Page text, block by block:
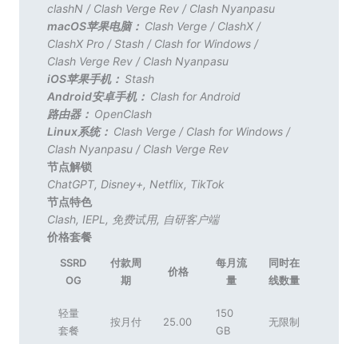
clashN/ Clash Verge Rev/ Clash Nyanpasu
macOS苹果电脑： Clash Verge/ ClashX/
ClashX Pro/Stash/ Clash for Windows/
Clash Verge Rev/ Clash Nyanpasu
iOS苹果手机： Stash
Android安卓手机： Clash for Android
路由器： OpenClash
Linux系统： Clash Verge/ Clash for Windows/
Clash Nyanpasu/ Clash Verge Rev
节点解锁
ChatGPT, Disney+, Netflix, TikTok
节点特色
Clash, IEPL , 免费试用, 自研客户端
价格套餐
SSRD
OG
付款周
期
价格
每月流
量
同时在
线数量
轻量
套餐
按月付 25.00
150
GB
无限制